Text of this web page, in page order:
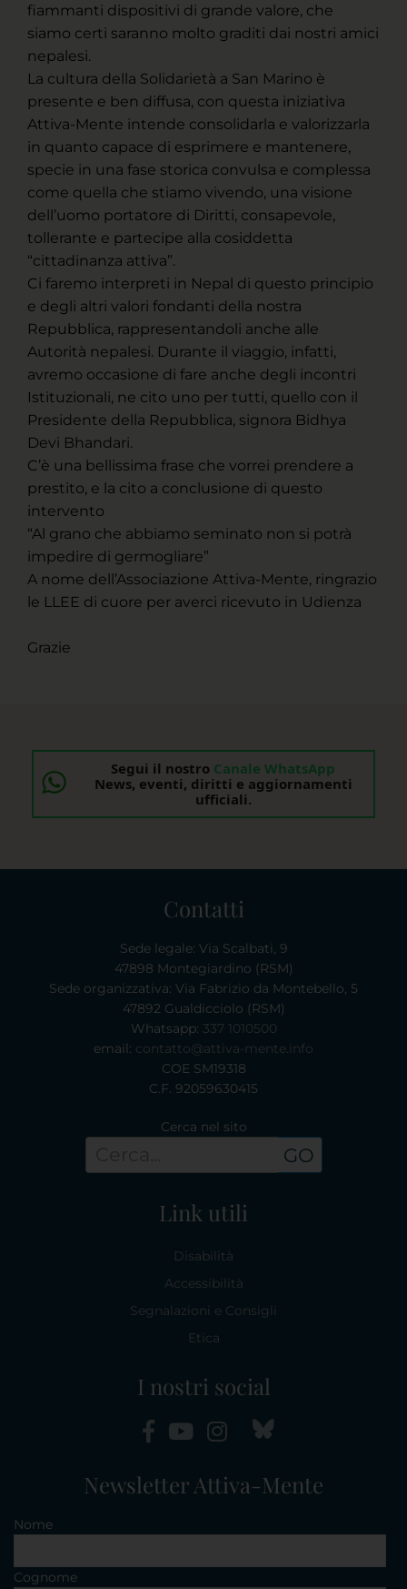
fiammanti dispositivi di grande valore, che
siamo certi saranno molto graditi dai nostri amici
nepalesi.
La cultura della Solidarietà a San Marino è
presente e ben diffusa, con questa iniziativa
Attiva-Mente intende consolidarla e valorizzarla
in quanto capace di esprimere e mantenere,
specie in una fase storica convulsa e complessa
come quella che stiamo vivendo, una visione
dell’uomo portatore di Diritti, consapevole,
tollerante e partecipe alla cosiddetta
“cittadinanza attiva”.
Ci faremo interpreti in Nepal di questo principio
e degli altri valori fondanti della nostra
Repubblica, rappresentandoli anche alle
Autorità nepalesi. Durante il viaggio, infatti,
avremo occasione di fare anche degli incontri
Istituzionali, ne cito uno per tutti, quello con il
Presidente della Repubblica, signora Bidhya
Devi Bhandari.
C’è una bellissima frase che vorrei prendere a
prestito, e la cito a conclusione di questo
intervento
“Al grano che abbiamo seminato non si potrà
impedire di germogliare”
A nome dell’Associazione Attiva-Mente, ringrazio
le LLEE di cuore per averci ricevuto in Udienza
Grazie
Segui il nostro Canale WhatsApp
News, eventi, diritti e aggiornamenti
ufficiali.
Contatti
Sede legale: Via Scalbati, 9
47898 Montegiardino (RSM)
Sede organizzativa: Via Fabrizio da Montebello, 5
47892 Gualdicciolo (RSM)
Whatsapp: 337 1010500
email: contatto@attiva-mente.info
COE SM19318
C.F. 92059630415
Cerca nel sito
GO
Link utili
Disabilità
Accessibilità
Segnalazioni e Consigli
Etica
I nostri social
Newsletter Attiva-Mente
Nome
Cognome